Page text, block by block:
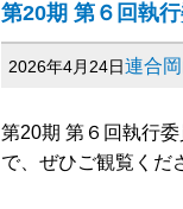
第20期 第６回執
2026年4月24日連合
第20期 第６回執行
で、ぜひご観覧くだ